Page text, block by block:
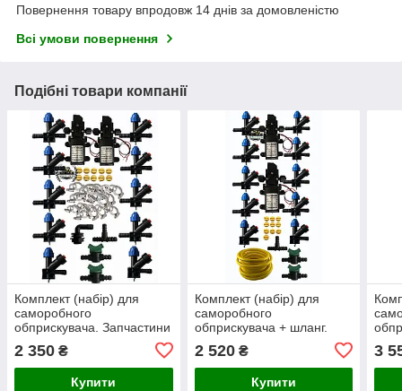
Повернення товару впродовж 14 днів за домовленістю
Всі умови повернення
Подібні товари компанії
Комплект (набір) для
саморобного
обприскувача. Запчастини
обприскувача. Насос 12 В
6 л. хв.
2 350 ₴
Купити
Комплект (набір) для
саморобного
обприскувача + шланг.
саморобного
обприскувача.
2 520₴
Купити
3